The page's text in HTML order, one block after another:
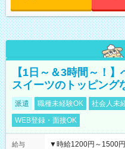
【1日～＆3時間～！
スイーツのトッピング
派遣 職種未経験OK 社会人未
WEB登録・面接OK
給与
▼時給1200円～1500